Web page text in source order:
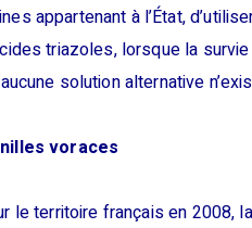
appartenant à l’État,
triazoles, lorsque la
solution alternative
voraces
le territoire français en 2008,